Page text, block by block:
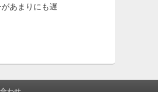
あまりにも遅
プの時代